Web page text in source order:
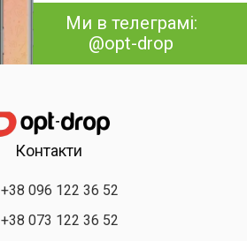
Ми в телеграмі:
@opt-drop
Контакти
+38 096 122 36 52
+38 073 122 36 52